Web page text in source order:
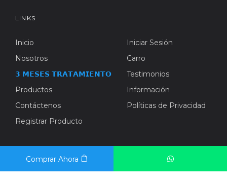
LINKS
Inicio
Nosotros
𝟯 𝗠𝗘𝗦𝗘𝗦 𝗧𝗥𝗔𝗧𝗔𝗠𝗜𝗘𝗡𝗧𝗢
Productos
Contáctenos
Registrar Producto
Iniciar Sesión
Carro
Testimonios
Información
Políticas de Privacidad
BOLETÍN INFORMATIVO
Comprar Ahora